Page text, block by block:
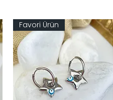
Favori Ürün